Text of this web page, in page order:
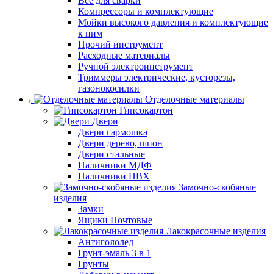
Компрессоры и комплектующие
Мойки высокого давления и комплектующие
к ним
Прочий инструмент
Расходные материалы
Ручной электроинструмент
Триммеры электрические, кусторезы,
газонокосилки
Отделочные материалы
Гипсокартон
Двери
Двери гармошка
Двери дерево, шпон
Двери стальные
Наличники МДФ
Наличники ПВХ
Замочно-скобяные
изделия
Замки
Ящики Почтовые
Лакокрасочные изделия
Антигололед
Грунт-эмаль 3 в 1
Грунты